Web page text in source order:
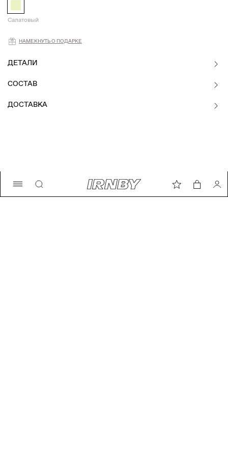
Салатовый
Намекнуть о подарке
НАМЕКНУТЬ О ПОДАРКЕ
ДЕТАЛИ
СОСТАВ
ДОСТАВКА